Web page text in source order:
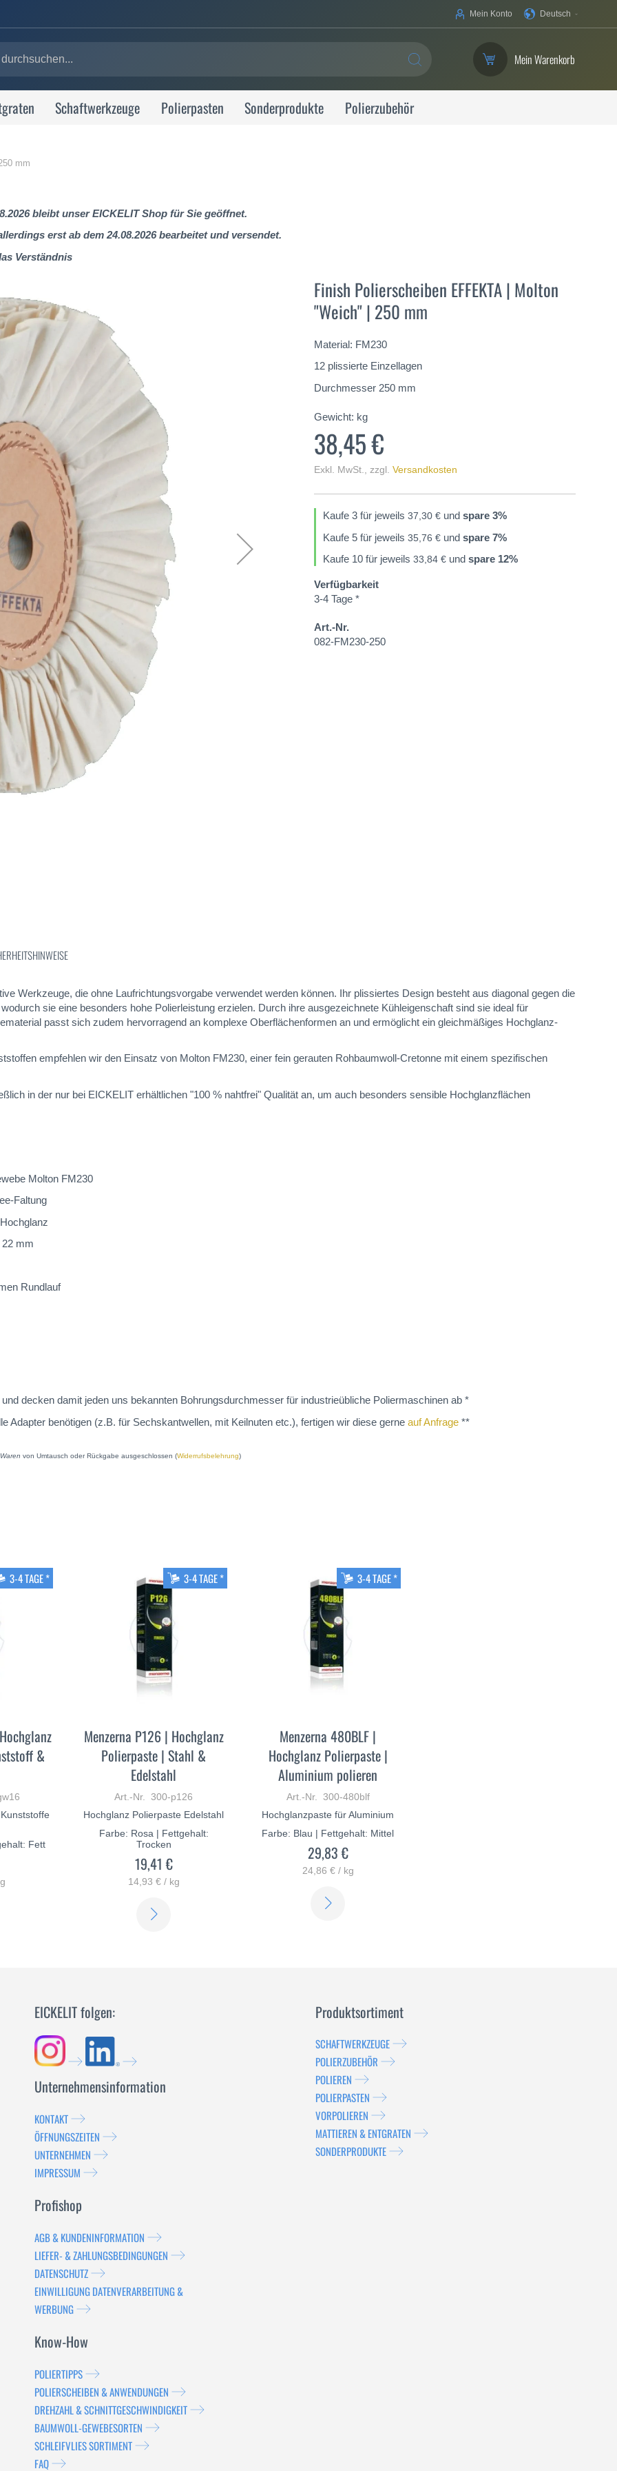
Ihre
Deutsch
Mein Konto
SUCHE Mein Warenkorb
Schaftwerkzeuge Polierpasten Sonderprodukte Polierzubehör
mm
bleibt unser EICKELIT Shop für Sie geöffnet.
erst ab dem 24.08.2026 bearbeitet und versendet.
Verständnis
Finish Polierscheiben EFFEKTA | Molton
"Weich" | 250 mm
Material: FM230
12 plissierte Einzellagen
Durchmesser 250 mm
Gewicht: kg
38,45 €
Exkl. MwSt. zzgl. Versandkosten
Kaufe 3 für jeweils 37,30 € und spare 3%
Kaufe 5 für jeweils 35,76 € und spare 7%
Kaufe 10 für jeweils 33,84 € und spare 12%
Verfügbarkeit
3-4 Tage *
Art.-Nr.
082-FM230-250
Werkzeuge, die ohne Laufrichtungsvorgabe verwendet werden können. Ihr plissiertes Design besteht aus diagonal gegen die
sie eine besonders hohe Polierleistung erzielen. Durch ihre ausgezeichnete Kühleigenschaft sind sie ideal für
passt sich zudem hervorragend an komplexe Oberflächenformen an und ermöglicht ein gleichmäßiges Hochglanz-
empfehlen wir den Einsatz von Molton FM230, einer fein gerauten Rohbaumwoll-Cretonne mit einem spezifischen
in der nur bei EICKELIT erhältlichen "100 % nahtfrei" Qualität an, um auch besonders sensible Hochglanzflächen
Molton FM230
Faltung
mm
Rundlauf
decken damit jeden uns bekannten Bohrungsdurchmesser für industrieübliche Poliermaschinen ab *
Adapter benötigen (z.B. für Sechskantwellen, mit Keilnuten etc.), fertigen wir diese gerne auf Anfrage **
von Umtausch oder Rückgabe ausgeschlossen (Widerrufsbelehrung)
3-4 TAGE *
&
Fett
3-4 TAGE *
Menzerna P126 | Hochglanz
Polierpaste | Stahl &
Edelstahl
Art.-Nr. 300-p126
Hochglanz Polierpaste Edelstahl
Farbe: Rosa | Fettgehalt:
Trocken
19,41 €
14,93 € / kg
3-4 TAGE *
Menzerna 480BLF |
Hochglanz Polierpaste |
Aluminium polieren
Art.-Nr. 300-480blf
Hochglanzpaste für Aluminium
Farbe: Blau | Fettgehalt: Mittel
29,83 €
24,86 € / kg
EICKELIT folgen:
Unternehmensinformation
KONTAKT
ÖFFNUNGSZEITEN
UNTERNEHMEN
IMPRESSUM
Profishop
AGB & KUNDENINFORMATION
LIEFER- & ZAHLUNGSBEDINGUNGEN
DATENSCHUTZ
EINWILLIGUNG DATENVERARBEITUNG &
WERBUNG
Know-How
POLIERTIPPS
POLIERSCHEIBEN & ANWENDUNGEN
DREHZAHL & SCHNITTGESCHWINDIGKEIT
BAUMWOLL-GEWEBESORTEN
SCHLEIFVLIES SORTIMENT
FAQ
Produktsortiment
SCHAFTWERKZEUGE
POLIERZUBEHÖR
POLIEREN
POLIERPASTEN
VORPOLIEREN
MATTIEREN & ENTGRATEN
SONDERPRODUKTE